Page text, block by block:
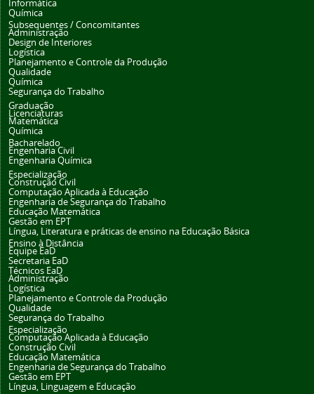
Informática
Química
Subsequentes / Concomitantes
Administração
Design de Interiores
Logística
Planejamento e Controle da Produção
Qualidade
Química
Segurança do Trabalho
Graduação
Licenciaturas
Matemática
Química
Bacharelado
Engenharia Civil
Engenharia Química
Especialização
Construção Civil
Computação Aplicada à Educação
Engenharia de Segurança do Trabalho
Educação Matemática
Gestão em EPT
Língua, Literatura e práticas de ensino na Educação Básica
Ensino à Distância
Equipe EaD
Secretaria EaD
Técnicos EaD
Administração
Logística
Planejamento e Controle da Produção
Qualidade
Segurança do Trabalho
Especialização
Computação Aplicada à Educação
Construção Civil
Educação Matemática
Engenharia de Segurança do Trabalho
Gestão em EPT
Língua, Linguagem e Educação